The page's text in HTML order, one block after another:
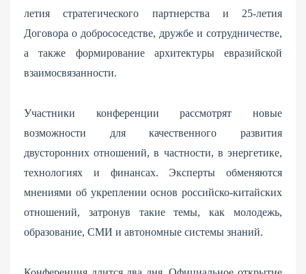
летия стратегического партнерства и 25-летия
Договора о добрососедстве, дружбе и сотрудничестве,
а также формирование архитектуры евразийской
взаимосвязанности.
Участники конференции рассмотрят новые
возможности для качественного развития
двусторонних отношений, в частности, в энергетике,
технологиях и финансах. Эксперты обменяются
мнениями об укреплении основ российско-китайских
отношений, затронув такие темы, как молодежь,
образование, СМИ и автономные системы знаний.